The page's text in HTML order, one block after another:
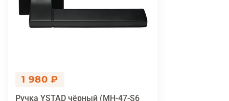
1 980 ₽
Ручка YSTAD чёрный (MH-47-S6